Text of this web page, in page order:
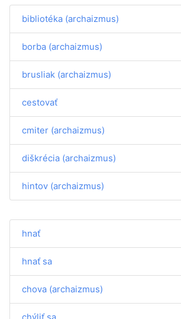
bibliotéka (archaizmus)
borba (archaizmus)
brusliak (archaizmus)
cestovať
cmiter (archaizmus)
diškrécia (archaizmus)
hintov (archaizmus)
hnať
hnať sa
chova (archaizmus)